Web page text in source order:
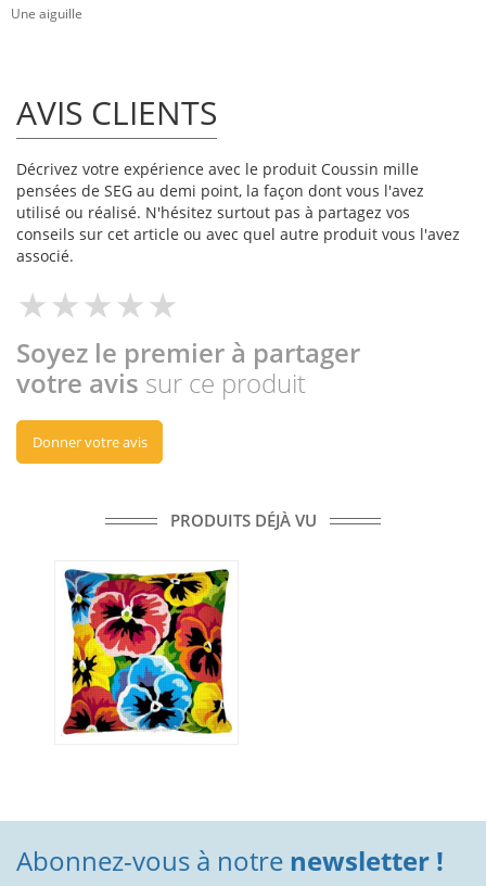
Une aiguille
AVIS CLIENTS
Décrivez votre expérience avec le produit Coussin mille
pensées de SEG au demi point, la façon dont vous l'avez
utilisé ou réalisé. N'hésitez surtout pas à partagez vos
conseils sur cet article ou avec quel autre produit vous l'avez
associé.
Soyez le premier à partager
votre avis sur ce produit
Donner votre avis
PRODUITS DÉJÀ VU
Abonnez-vous à notre newsletter !